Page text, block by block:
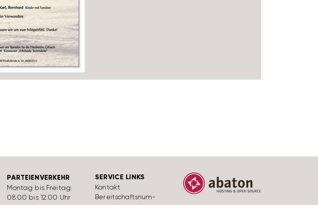
PARTEIENVERKEHR
Montag bis Freitag:
08:00 bis 12:00 Uhr
SERVICE LINKS
Kontakt
Bereit­schafts­num­